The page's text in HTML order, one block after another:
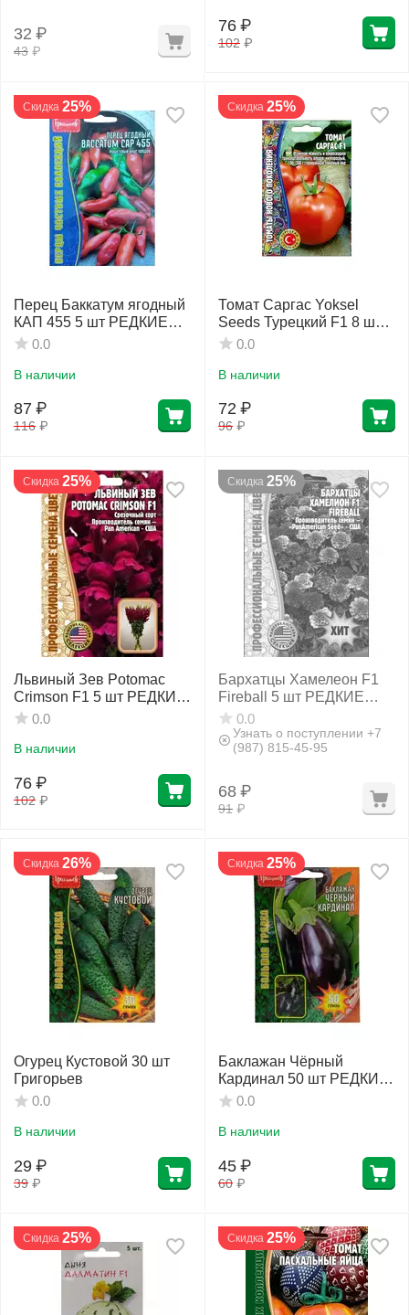
43 ₽
32 ₽ 102 ₽
76 ₽
Скидка 25%
Перец Баккатум ягодный
КАП 455 5 шт РЕДКИЕ
СЕМЕНА
0.0
В наличии
116 ₽
87 ₽
Скидка 25%
Томат Саргас Yoksel
Seeds Турецкий F1 8 шт
РЕДКИЕ СЕМЕНА
0.0
В наличии
96 ₽
72 ₽
Скидка 25%
Львиный Зев Potomac
Crimson F1 5 шт РЕДКИЕ
СЕМЕНА
0.0
В наличии
102 ₽
76 ₽
Скидка 25%
Бархатцы Хамелеон F1
Fireball 5 шт РЕДКИЕ
СЕМЕНА
0.0
Узнать о поступлении +7
(987) 815-45-95
91 ₽
68 ₽
Скидка 26%
Огурец Кустовой 30 шт
Григорьев
0.0
В наличии
39 ₽
29 ₽
Скидка 25%
Баклажан Чёрный
Кардинал 50 шт РЕДКИЕ
СЕМЕНА
0.0
В наличии
60 ₽
45 ₽
Скидка 25% Скидка 25%